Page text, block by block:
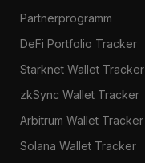
Partnerprogramm
DeFi Portfolio Tracker
Starknet Wallet Tracker
zkSync Wallet Tracker
Arbitrum Wallet Tracker
Solana Wallet Tracker